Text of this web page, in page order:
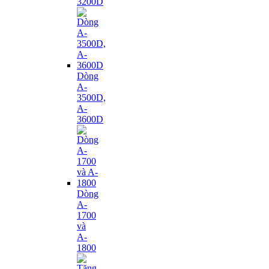
Dòng
A-
3500D,
A-
3600D
Dòng
A-
1700
và
A-
1800